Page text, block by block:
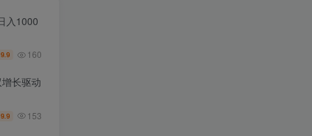
入1000
9.9 160
长驱动
9.9 153